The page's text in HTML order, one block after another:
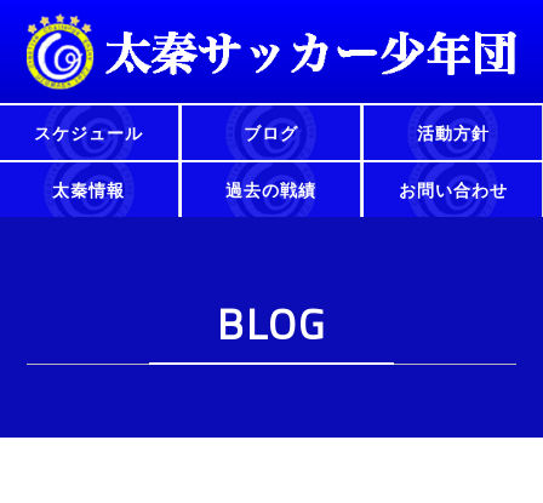
スケジュール ブログ 活動方針
太秦情報 過去の戦績 お問い合わせ
BLOG